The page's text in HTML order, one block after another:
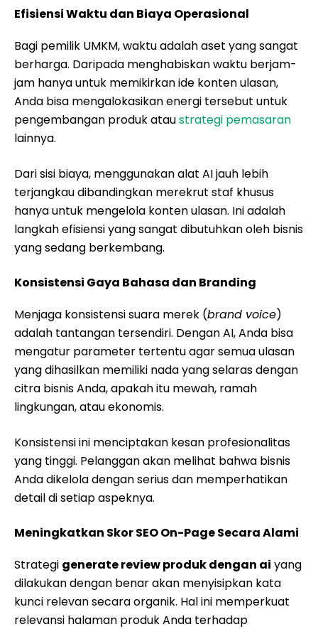
Efisiensi Waktu dan Biaya Operasional
Bagi pemilik UMKM, waktu adalah aset yang sangat
berharga. Daripada menghabiskan waktu berjam-
jam hanya untuk memikirkan ide konten ulasan,
Anda bisa mengalokasikan energi tersebut untuk
pengembangan produk ataustrategi pemasaran
lainnya.
Dari sisi biaya, menggunakan alat AI jauh lebih
terjangkau dibandingkan merekrut staf khusus
hanya untuk mengelola konten ulasan. Ini adalah
langkah efisiensi yang sangat dibutuhkan oleh bisnis
yang sedang berkembang.
Konsistensi Gaya Bahasa dan Branding
Menjaga konsistensi suara merek (brand voice)
adalah tantangan tersendiri. Dengan AI, Anda bisa
mengatur parameter tertentu agar semua ulasan
yang dihasilkan memiliki nada yang selaras dengan
citra bisnis Anda, apakah itu mewah, ramah
lingkungan, atau ekonomis.
Konsistensi ini menciptakan kesan profesionalitas
yang tinggi. Pelanggan akan melihat bahwa bisnis
Anda dikelola dengan serius dan memperhatikan
detail di setiap aspeknya.
Meningkatkan Skor SEO On-Page Secara Alami
Strategi generate review produk dengan ai yang
dilakukan dengan benar akan menyisipkan kata
kunci relevan secara organik. Hal ini memperkuat
relevansi halaman produk Anda terhadap